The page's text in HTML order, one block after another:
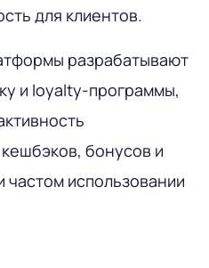
для клиентов.
разрабатывают
и loyalty-программы,
бонусов и
использовании